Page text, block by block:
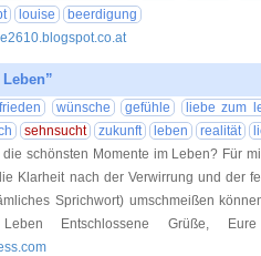
louise
beerdigung
wünsche gefühle
liebe zum
sehnsucht zukunft leben realität
schönsten Momente im Leben? Für
Klarheit nach der Verwirrung und der
Sprichwort) umschmeißen
Entschlossene Grüße,